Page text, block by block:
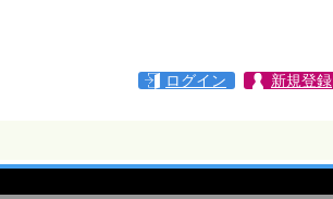
ログイン 新規登録